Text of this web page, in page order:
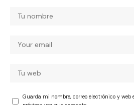
Guarda mi nombre, correo electrónico y web